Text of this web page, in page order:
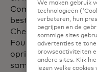
Company, waar hij
bestuur. Hij is ook lid
Chevron. Hij is een
Foundation, die het
oprichting van het
samen met het
We maken gebruik
technologieën
verbeteren, hun
begrijpen en de
sommige sites
advertenties te
browseactiviteiten
andere sites. Klik
lezen welke